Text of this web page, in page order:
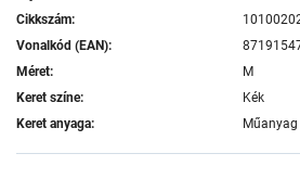
Cikkszám:
Vonalkód (EAN):
Méret:
M
Keret színe:
Kék
Keret anyaga:
Műanyag